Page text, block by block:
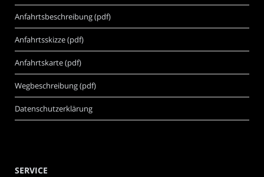
Anfahrtsbeschreibung (pdf)
Anfahrtsskizze (pdf)
Anfahrtskarte (pdf)
Wegbeschreibung (pdf)
Datenschutzerklärung
SERVICE